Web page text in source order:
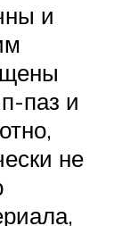
и
паз и
не